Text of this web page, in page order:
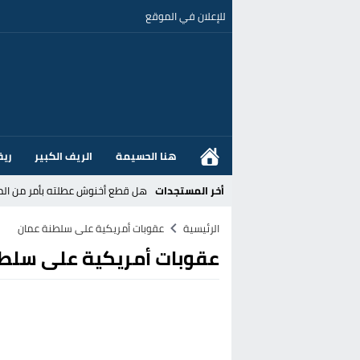
للإعلان في الموقع
هنا الحسيمة الريف الكبير
أخر المستجدات هل قطع أخنوش عطلته بأمر من
عز الدين أوناحي يتصدر اهتمامات
تغيير تاريخي بحزب الاستقلال
الرئيسية عقوبات أمريكية على سلطنة عمان
عقوبات أمريكية على